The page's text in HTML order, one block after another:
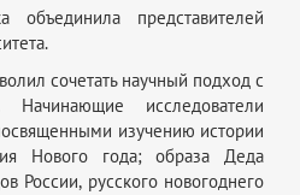
объединила представителей
сочетать научный подход с
Начинающие исследователи
изучению истории
Нового года; образа Деда
России, русского новогоднего